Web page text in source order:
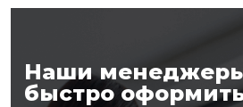
Наши
быстро